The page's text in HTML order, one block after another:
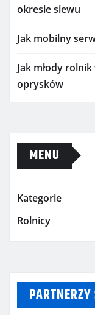
okresie siewu
Jak mobilny
Jak młody
oprysków
MENU
Kategorie
Rolnicy
PARTNERZY